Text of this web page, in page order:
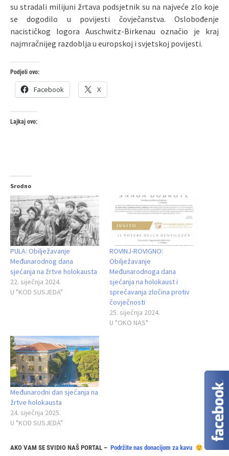
su stradali milijuni žrtava podsjetnik su na najveće zlo koje
se dogodilo u povijesti čovječanstva. Oslobođenje
nacističkog logora Auschwitz-Birkenau označio je kraj
najmračnijeg razdoblja u europskoj i svjetskoj povijesti.
Podjeli ovo:
Facebook X
Lajkaj ovo:
Srodno
PULA: Obilježavanje
Međunarodnog dana
sjećanja na žrtve holokausta
22. siječnja 2024.
U "KOD SUSJEDA"
ROVINJ-ROVIGNO:
Obilježavanje
Međunarodnoga dana
sjećanja na holokaust i
sprečavanja zločina protiv
čovječnosti
25. siječnja 2024.
U "OKO NAS"
Međunarodni dan sjećanja na
žrtve holokausta
24. siječnja 2025.
U "KOD SUSJEDA"
AKO VAM SE SVIDIO NAŠ PORTAL – Podržite nas donacijom za kavu